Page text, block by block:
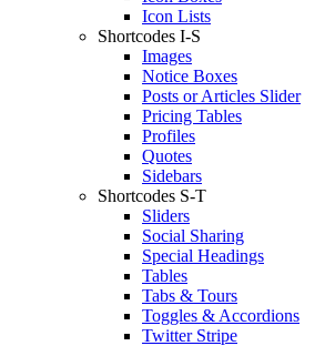
Icon Lists
Shortcodes I-S
Images
Notice Boxes
Posts or Articles Slider
Pricing Tables
Profiles
Quotes
Sidebars
Shortcodes S-T
Sliders
Social Sharing
Special Headings
Tables
Tabs & Tours
Toggles & Accordions
Twitter Stripe